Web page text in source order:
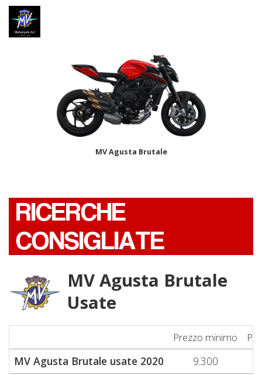
MV Agusta Brutale
RICERCHE
CONSIGLIATE
MV Agusta Brutale
Usate
Prezzo minimo
MV Agusta Brutale usate 2020 9.300